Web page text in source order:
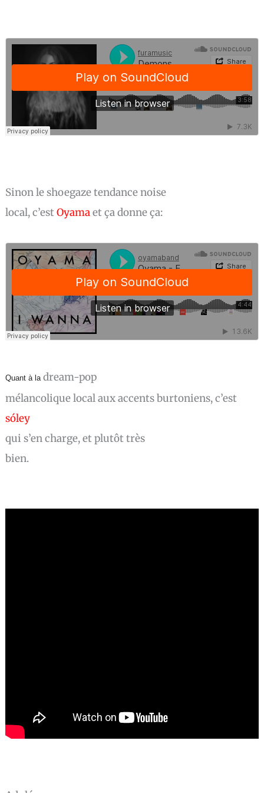
Sinon le shoegaze tendance noise
local, c’est Oyamaet ça donne ça:
Quant à ladream-pop
mélancolique local aux accents burtoniens, c’est
sóley
qui s’en charge, et plutôt très
bien.